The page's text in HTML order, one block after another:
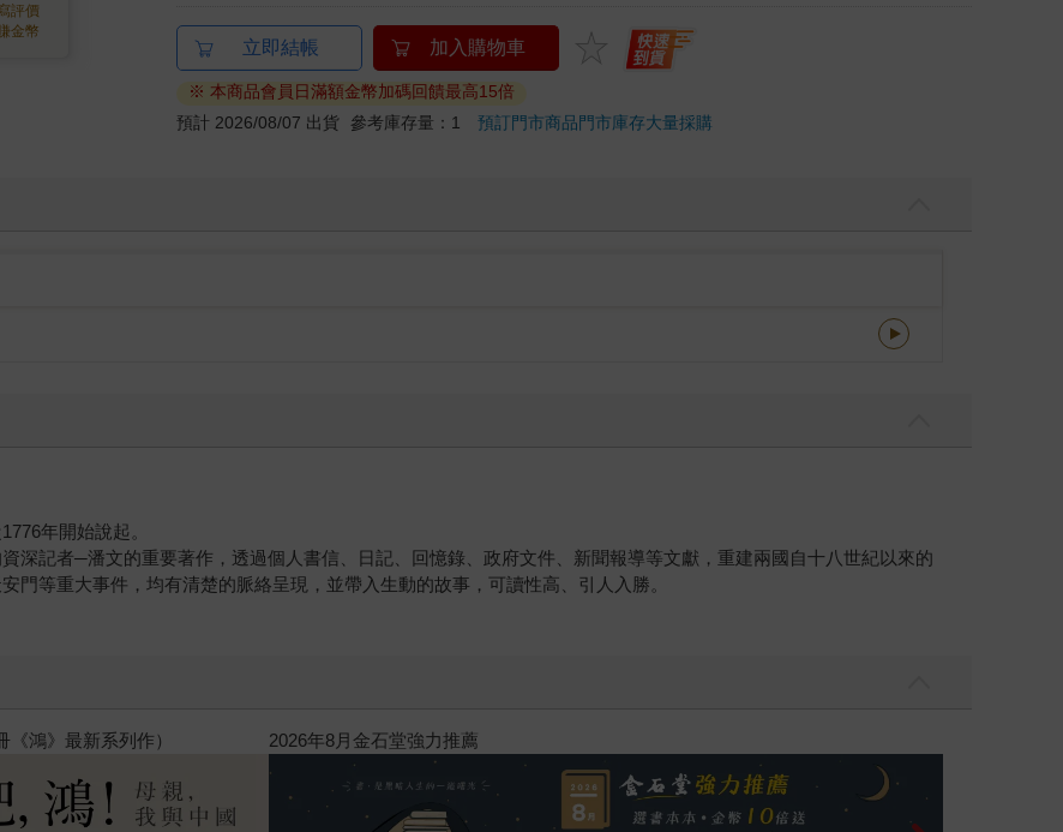
評價
金幣
立即結帳 加入購物車
※ 本商品會員日滿額金幣加碼回饋最高15倍
預計 2026/08/07 出貨 參考庫存量：1預訂門市商品門市庫存大量採購
年開始說起。
深記者─潘文的重要著作，透過個人書信、日記、回憶錄、政府文件、新聞報導等文獻，重建兩國自十八世紀以來的
門等重大事件，均有清楚的脈絡呈現，並帶入生動的故事，可讀性高、引人入勝。
鴻》最新系列作） 2026年8月金石堂強力推薦